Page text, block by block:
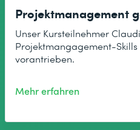
Projektmanagement
Unser Kursteilnehmer
Projektmangagement-
vorantrieben.
Mehr erfahren